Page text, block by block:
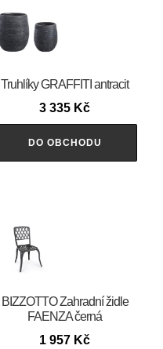
Truhlíky GRAFFITI antracit
3 335 Kč
DO OBCHODU
BIZZOTTO Zahradní židle
FAENZA černá
1 957 Kč